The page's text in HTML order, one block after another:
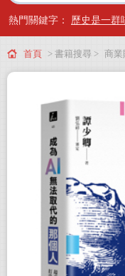
主題閱讀
出版專區
會員專屬
會員儲值方案
熱門關鍵字： 歷史是一群
首頁 > 書籍搜尋 > 商業